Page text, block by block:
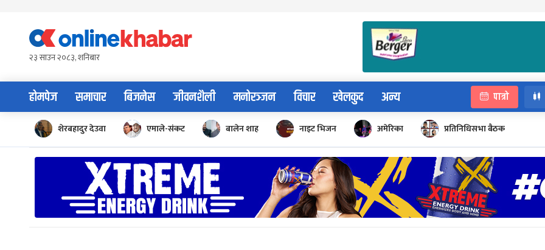
content२३ साउन २०८३, शनिबार
होमपेज समाचार बिजनेस जीवनशैली मनोरञ्जन विचार खेलकुद अन्य पात्रो
शेरबहादुर देउवा एमाले-संकट बालेन शाह नाइट भिजन अमेरिका प्रतिनिधिसभा बैठक